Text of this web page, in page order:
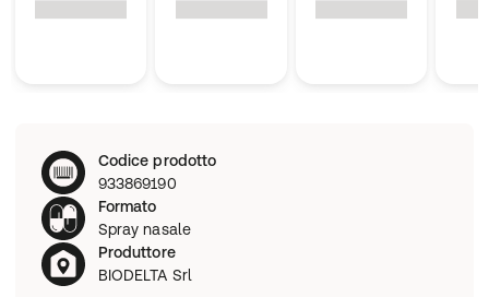
Codice prodotto
933869190
Formato
Spray nasale
Produttore
BIODELTA Srl